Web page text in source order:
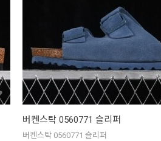
버켄스탁 0560771 슬리퍼
버켄스탁 0560771 슬리퍼